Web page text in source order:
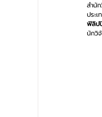
สำนั
ประ
ฟิลิป
นักวิ